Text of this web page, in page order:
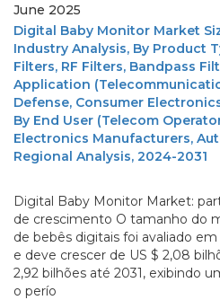
June 2025
Digital Baby Monitor Market
Industry Analysis, By Product
Filters, RF Filters, Bandpass
Application
Defense, Consumer
By End User (Telecom
Electronics Manufacturers,
Regional Analysis, 2024-2031
Digital Baby Monitor Market:
de crescimento O tamanho do
de bebês digitais foi avaliado
e deve crescer de US $ 2,08
2,92 bilhões até 2031, exibindo
o perío